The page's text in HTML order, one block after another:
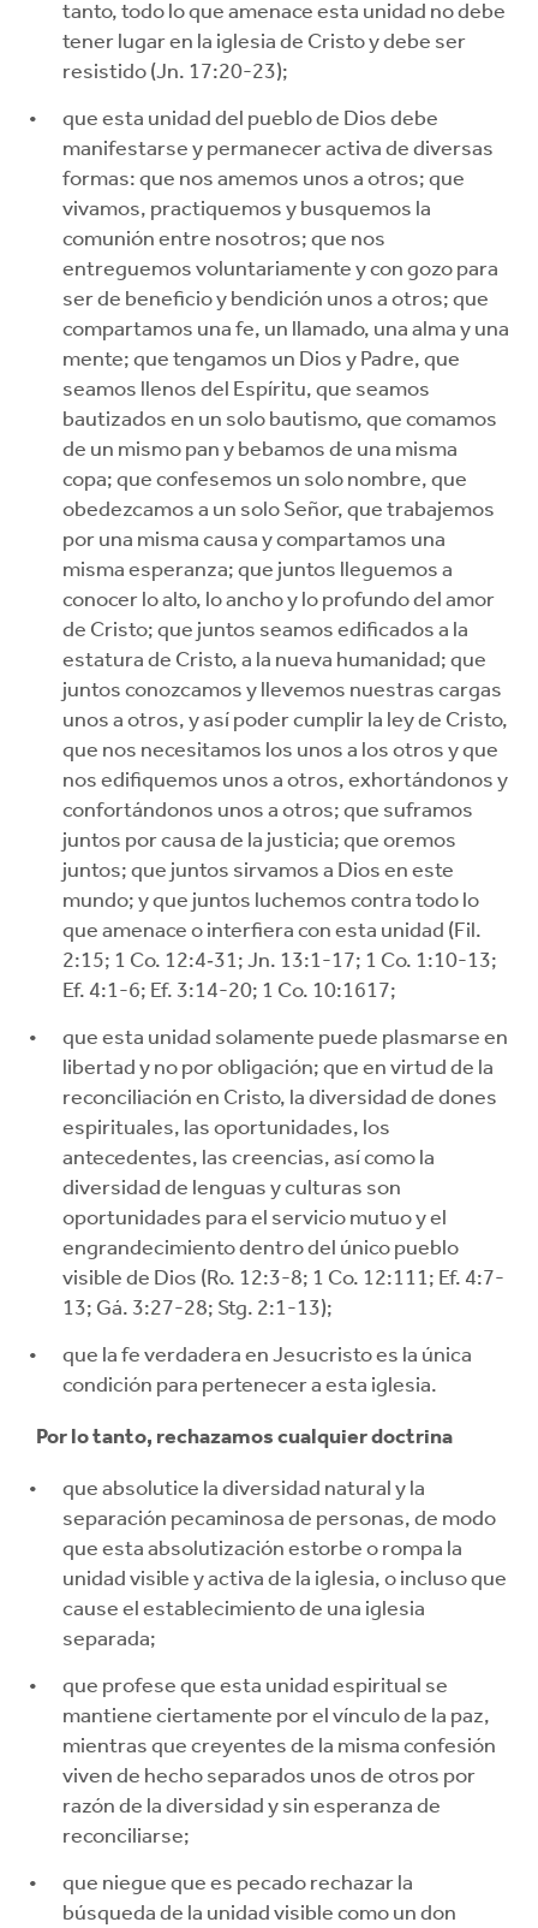
tanto, todo lo que amenace esta unidad no debe
tener lugar en la iglesia de Cristo y debe ser
resistido (Jn. 17:20-23);
que esta unidad del pueblo de Dios debe
manifestarse y permanecer activa de diversas
formas: que nos amemos unos a otros; que
vivamos, practiquemos y busquemos la
comunión entre nosotros; que nos
entreguemos voluntariamente y con gozo para
ser de beneficio y bendición unos a otros; que
compartamos una fe, un llamado, una alma y una
mente; que tengamos un Dios y Padre, que
seamos llenos del Espíritu, que seamos
bautizados en un solo bautismo, que comamos
de un mismo pan y bebamos de una misma
copa; que confesemos un solo nombre, que
obedezcamos a un solo Señor, que trabajemos
por una misma causa y compartamos una
misma esperanza; que juntos lleguemos a
conocer lo alto, lo ancho y lo profundo del amor
de Cristo; que juntos seamos edificados a la
estatura de Cristo, a la nueva humanidad; que
juntos conozcamos y llevemos nuestras cargas
unos a otros, y así poder cumplir la ley de Cristo,
que nos necesitamos los unos a los otros y que
nos edifiquemos unos a otros, exhortándonos y
confortándonos unos a otros; que suframos
juntos por causa de la justicia; que oremos
juntos; que juntos sirvamos a Dios en este
mundo; y que juntos luchemos contra todo lo
que amenace o interfiera con esta unidad (Fil.
2:15; 1 Co. 12:4‐31; Jn. 13:1-17; 1 Co. 1:10-13;
Ef. 4:1-6; Ef. 3:14-20; 1 Co. 10:1617;
que esta unidad solamente puede plasmarse en
libertad y no por obligación; que en virtud de la
reconciliación en Cristo, la diversidad de dones
espirituales, las oportunidades, los
antecedentes, las creencias, así como la
diversidad de lenguas y culturas son
oportunidades para el servicio mutuo y el
engrandecimiento dentro del único pueblo
visible de Dios (Ro. 12:3-8; 1 Co. 12:111; Ef. 4:7-
13; Gá. 3:27-28; Stg. 2:1-13);
que la fe verdadera en Jesucristo es la única
condición para pertenecer a esta iglesia.
Por lo tanto, rechazamos cualquier doctrina
que absolutice la diversidad natural y la
separación pecaminosa de personas, de modo
que esta absolutización estorbe o rompa la
unidad visible y activa de la iglesia, o incluso que
cause el establecimiento de una iglesia
separada;
que profese que esta unidad espiritual se
mantiene ciertamente por el vínculo de la paz,
mientras que creyentes de la misma confesión
viven de hecho separados unos de otros por
razón de la diversidad y sin esperanza de
reconciliarse;
que niegue que es pecado rechazar la
búsqueda de la unidad visible como un don